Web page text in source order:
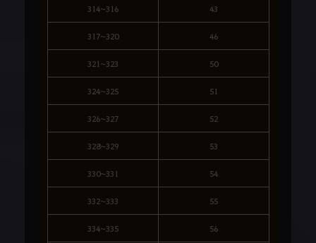
314~316 43
317~320 46
321~323 50
324~325 51
326~327 52
328~329 53
330~331 54
332~333 55
334~335 56